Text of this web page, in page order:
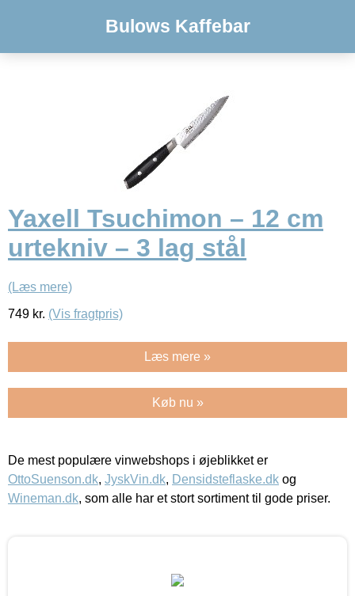
Bulows Kaffebar
Yaxell Tsuchimon – 12 cm
urtekniv – 3 lag stål
(Læs mere)
749 kr. (Vis fragtpris)
Læs mere »
Køb nu »
De mest populære vinwebshops i øjeblikket er
OttoSuenson.dk, JyskVin.dk, Densidsteflaske.dk og
Wineman.dk, som alle har et stort sortiment til gode priser.